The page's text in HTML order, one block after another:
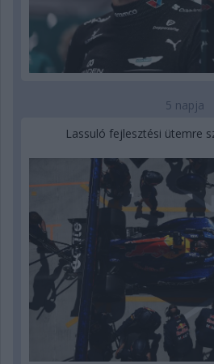
5 napja
Lassuló fejlesztési ütemre